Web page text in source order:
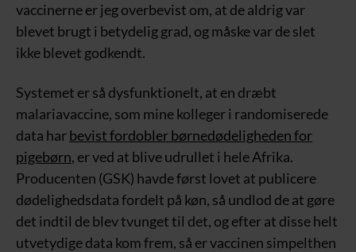
vaccinerne er jeg overbevist om, at de aldrig var
blevet brugt i betydelig grad, og måske var de slet
ikke blevet godkendt.
Systemet er så dysfunktionelt, at en dræbt
malariavaccine, som mine kolleger i randomiserede
data harbevist fordobler børnedødeligheden for
pigebørn, er ved at blive udrullet i hele Afrika.
Producenten (GSK) havde først lovet at publicere
dødelighedsdata fordelt på køn, så undlod de at gøre
det indtil de blev tvunget til det, og efter at disse helt
utvetydige data kom frem, så er vaccinen simpelthen